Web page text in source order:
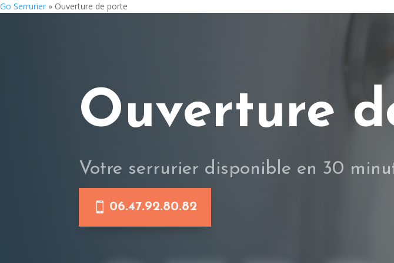
Go Serrurier » Ouverture de porte
Ouverture
Votre serrurier disponible en 30
06.47.92.80.82